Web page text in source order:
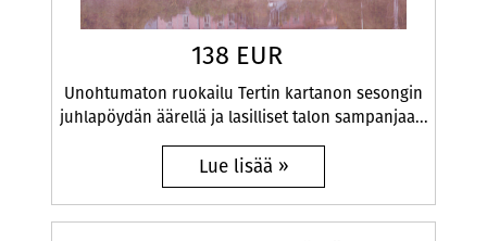
138 EUR
Unohtumaton ruokailu Tertin kartanon sesongin
juhlapöydän äärellä ja lasilliset talon sampanjaa...